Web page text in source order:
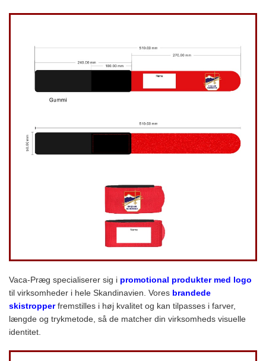
Vaca-Præg specialiserer sig i promotional produkter med logo
til virksomheder i hele Skandinavien. Vores brandede
skistropperfremstilles i høj kvalitet og kan tilpasses i farver,
længde og trykmetode, så de matcher din virksomheds visuelle
identitet.